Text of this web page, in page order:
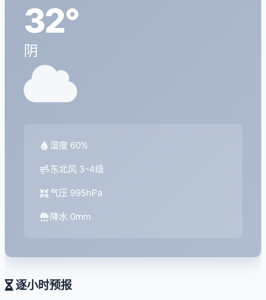
32°
阴
湿度 60%
东北风 3-4级
气压 995hPa
降水 0mm
逐小时预报